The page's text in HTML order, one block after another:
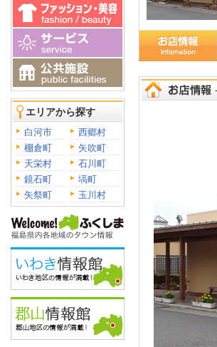
エリアから探す
白河市
西郷村
棚倉町
矢吹町
天栄村
石川町
鏡石町
塙町
矢祭町
玉川村